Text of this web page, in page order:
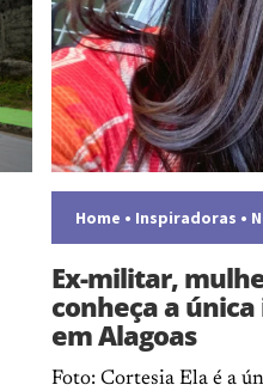
Home • Inspiradoras •
Ex-militar,
conheça a
em Alagoas
Foto: Cortesia Ela é a